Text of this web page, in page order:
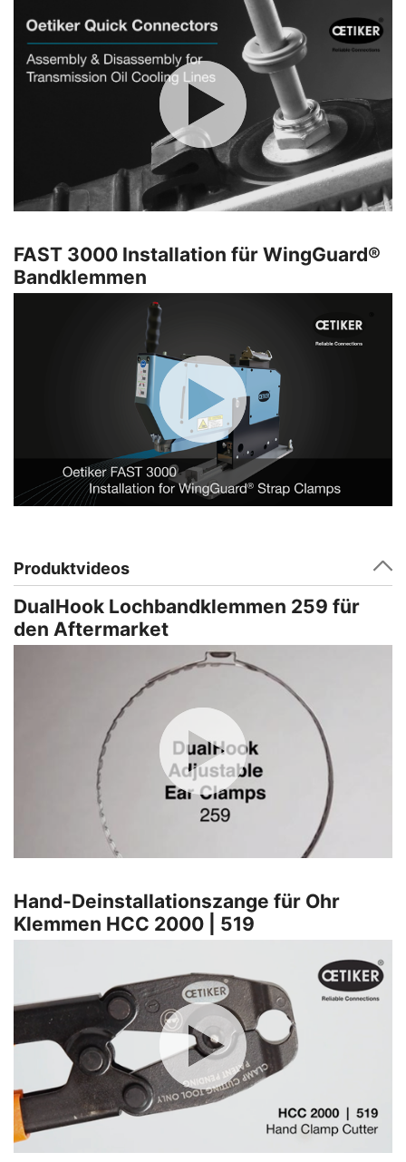
FAST 3000 Installation für WingGuard®
Bandklemmen
Produktvideos
DualHook Lochbandklemmen 259 für
den Aftermarket
Hand-Deinstallationszange für Ohr
Klemmen HCC 2000 | 519